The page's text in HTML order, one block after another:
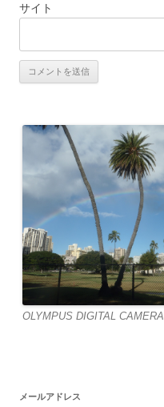
サイト
OLYMPUS DIGITAL CAMERA
メールアドレス